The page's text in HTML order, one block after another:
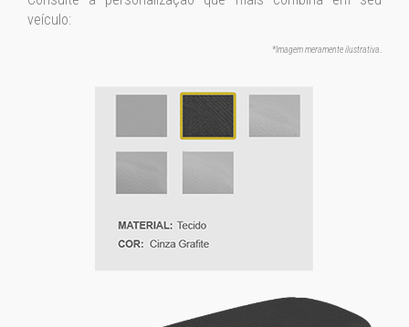
veículo:
*Imagem meramente ilustrativa